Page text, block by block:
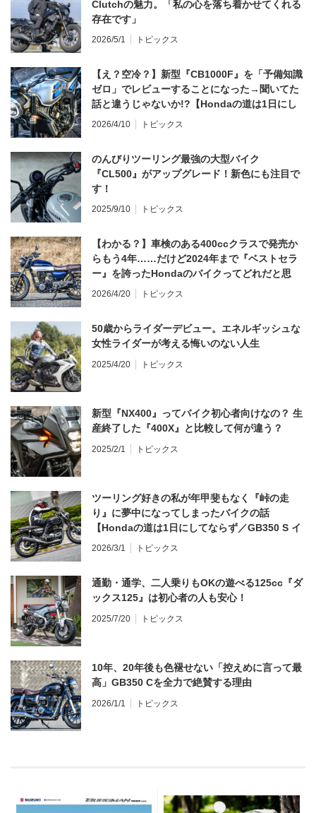
Clutchの魅力。「私の心を落ち着かせてくれる
存在です」
2026/5/1 トピックス
【え？空冷？】新型『CB1000F』を「予備知識
ゼロ」でレビューすることになった→聞いてた
話と違うじゃないか!?【Hondaの道は1日にし
てならず／CB1000F ①第一印象 編】
2026/4/10 トピックス
のんびりツーリング最強の大型バイク
『CL500』がアップグレード！新色にも注目で
す！
2025/9/10 トピックス
【わかる？】車検のある400ccクラスで発売か
らもう4年……だけど2024年まで『ベストセラ
ー』を誇ったHondaのバイクってどれだと思
う？
2026/4/20 トピックス
50歳からライダーデビュー。エネルギッシュな
女性ライダーが考える悔いのない人生
2025/4/20 トピックス
新型『NX400』ってバイク初心者向けなの？ 生
産終了した『400X』と比較して何が違う？
2025/2/1 トピックス
ツーリング好きの私が年甲斐もなく『峠の走
り』に夢中になってしまったバイクの話
【Hondaの道は1日にしてならず／GB350 S イ
ンプレ・レビュー 前編】
2026/3/1 トピックス
通勤・通学、二人乗りもOKの遊べる125cc『ダ
ックス125』は初心者の人も安心！
2025/7/20 トピックス
10年、20年後も色褪せない「控えめに言って最
高」GB350 Cを全力で絶賛する理由
2026/1/1 トピックス